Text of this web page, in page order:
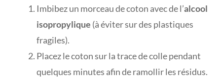
Imbibez un morceau de coton avec de l’alcool
isopropylique (à éviter sur des plastiques
fragiles).
Placez le coton sur la trace de colle pendant
quelques minutes afin de ramollir les résidus.